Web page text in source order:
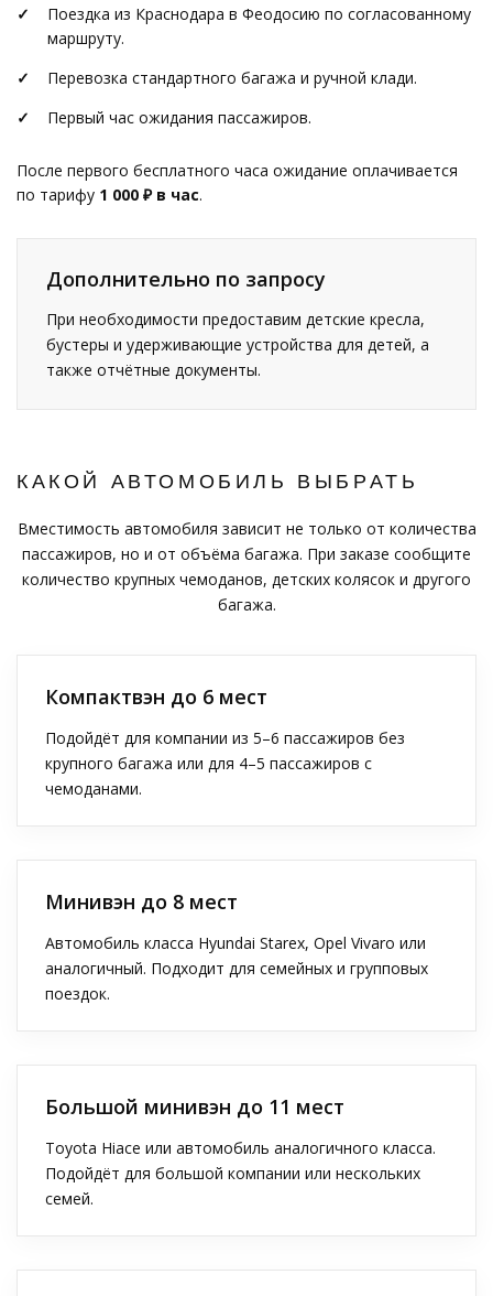
Поездка из Краснодара в Феодосию по согласованному
маршруту.
Перевозка стандартного багажа и ручной клади.
Первый час ожидания пассажиров.
После первого бесплатного часа ожидание оплачивается
по тарифу 1 000 ₽ в час.
Дополнительно по запросу
При необходимости предоставим детские кресла,
бустеры и удерживающие устройства для детей, а
также отчётные документы.
КАКОЙ АВТОМОБИЛЬ ВЫБРАТЬ
Вместимость автомобиля зависит не только от количества
пассажиров, но и от объёма багажа. При заказе сообщите
количество крупных чемоданов, детских колясок и другого
багажа.
Компактвэн до 6 мест
Подойдёт для компании из 5–6 пассажиров без
крупного багажа или для 4–5 пассажиров с
чемоданами.
Минивэн до 8 мест
Автомобиль класса Hyundai Starex, Opel Vivaro или
аналогичный. Подходит для семейных и групповых
поездок.
Большой минивэн до 11 мест
Toyota Hiace или автомобиль аналогичного класса.
Подойдёт для большой компании или нескольких
семей.